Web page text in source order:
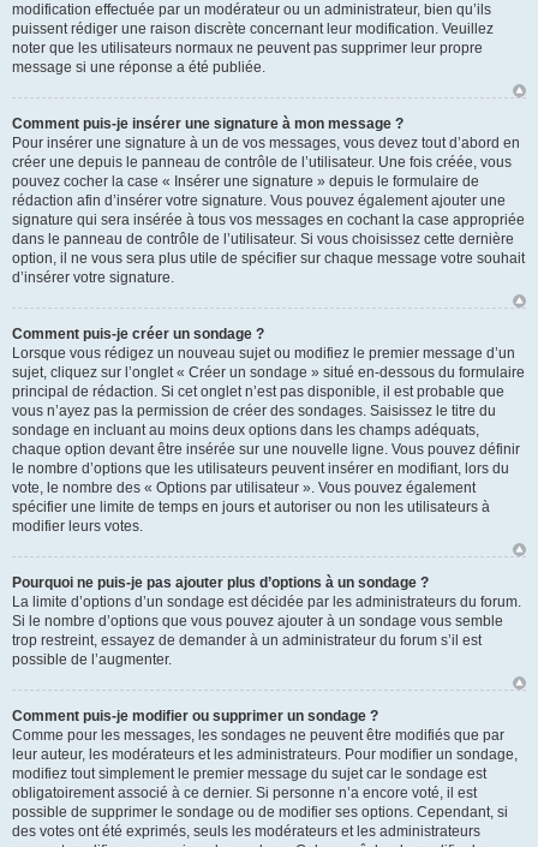
modification effectuée par un modérateur ou un administrateur, bien qu’ils
puissent rédiger une raison discrète concernant leur modification. Veuillez
noter que les utilisateurs normaux ne peuvent pas supprimer leur propre
message si une réponse a été publiée.
Comment puis-je insérer une signature à mon message ?
Pour insérer une signature à un de vos messages, vous devez tout d’abord en
créer une depuis le panneau de contrôle de l’utilisateur. Une fois créée, vous
pouvez cocher la case « Insérer une signature » depuis le formulaire de
rédaction afin d’insérer votre signature. Vous pouvez également ajouter une
signature qui sera insérée à tous vos messages en cochant la case appropriée
dans le panneau de contrôle de l’utilisateur. Si vous choisissez cette dernière
option, il ne vous sera plus utile de spécifier sur chaque message votre souhait
d’insérer votre signature.
Comment puis-je créer un sondage ?
Lorsque vous rédigez un nouveau sujet ou modifiez le premier message d’un
sujet, cliquez sur l’onglet « Créer un sondage » situé en-dessous du formulaire
principal de rédaction. Si cet onglet n’est pas disponible, il est probable que
vous n’ayez pas la permission de créer des sondages. Saisissez le titre du
sondage en incluant au moins deux options dans les champs adéquats,
chaque option devant être insérée sur une nouvelle ligne. Vous pouvez définir
le nombre d’options que les utilisateurs peuvent insérer en modifiant, lors du
vote, le nombre des « Options par utilisateur ». Vous pouvez également
spécifier une limite de temps en jours et autoriser ou non les utilisateurs à
modifier leurs votes.
Pourquoi ne puis-je pas ajouter plus d’options à un sondage ?
La limite d’options d’un sondage est décidée par les administrateurs du forum.
Si le nombre d’options que vous pouvez ajouter à un sondage vous semble
trop restreint, essayez de demander à un administrateur du forum s’il est
possible de l’augmenter.
Comment puis-je modifier ou supprimer un sondage ?
Comme pour les messages, les sondages ne peuvent être modifiés que par
leur auteur, les modérateurs et les administrateurs. Pour modifier un sondage,
modifiez tout simplement le premier message du sujet car le sondage est
obligatoirement associé à ce dernier. Si personne n’a encore voté, il est
possible de supprimer le sondage ou de modifier ses options. Cependant, si
des votes ont été exprimés, seuls les modérateurs et les administrateurs